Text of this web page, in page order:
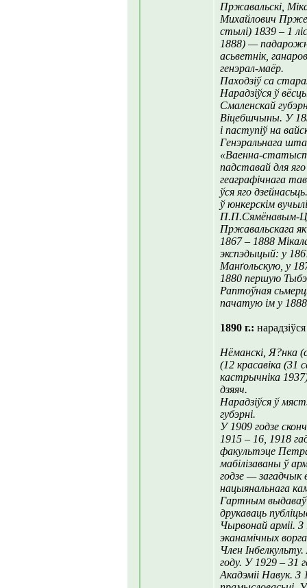
Пржавальскі,
Михайлович
стылі) 1839 – 1
1888) —
асьветнік,
генэрал-маёр.
Паходзіў са
Нарадзіўся ў
Смаленскай
Віцебшчыны. У
і паступіў на
Генэральнага
«Ваенна-
падставай для
геаграфічнага
ўся яго
ў юнкерскім
П.П.Сямёнавым-
Пржавальскага
1867 – 1888
экспэдыцый: у
Манґольскую, у
1880 першую
Раптоўная
пачатую ім у
1890 г.:
Нёманскі, Я?нка
(12 красавіка (31
кастрычніка
дзяяч.
Нарадзіўся ў
губэрні.
У 1909 годзе
1915 – 16, 1918
факультэце
мабілізаваны ў
годзе — загадчык
нацыянальнага
Гартным выдаваў
друкаваць
Чырвонай арміі.
эканамічных
Член
году. У 1929 – 31
Акадэміі Навук. З